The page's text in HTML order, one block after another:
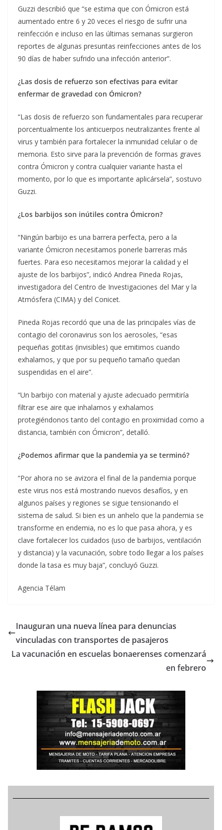
Guzzi describió que “se estima que con Ómicron está
aumentado entre 6 y 20 veces el riesgo de sufrir una
reinfección e incluso en las últimas semanas surgieron
reportes de algunas presuntas reinfecciones antes de los
90 días de haber sufrido una infección anterior”.
¿Las dosis de refuerzo son efectivas para evitar
enfermar de gravedad con Ómicron?
“Las dosis de refuerzo son fundamentales para recuperar
porcentualmente los anticuerpos neutralizantes frente al
virus y también para fortalecer la inmunidad celular o de
memoria. Esto sirve para la prevención de formas graves
contra Ómicron y contra cualquier variante hasta el
momento, por lo que es importante aplicársela”, sostuvo
Guzzi.
¿Los barbijos son inútiles contra Ómicron?
“Ningún barbijo es una barrera perfecta, pero a la
variante Ómicron necesitamos ponerle barreras más
fuertes. Para eso necesitamos mejorar la calidad y el
ajuste de los barbijos”, indicó Andrea Pineda Rojas,
investigadora del Centro de Investigaciones del Mar y la
Atmósfera (CIMA) y del Conicet.
Pineda Rojas recordó que una de las principales vías de
contagio del coronavirus son los aerosoles, “esas
pequeñas gotitas (invisibles) que emitimos cuando
exhalamos, y que por su pequeño tamaño quedan
suspendidas en el aire”.
“Un barbijo con material y ajuste adecuado permitiría
filtrar ese aire que inhalamos y exhalamos
protegiéndonos tanto del contagio en proximidad como a
distancia, también con Ómicron”, detalló.
¿Podemos afirmar que la pandemia ya se terminó?
“Por ahora no se avizora el final de la pandemia porque
este virus nos está mostrando nuevos desafíos, y en
algunos países y regiones se sigue tensionando el
sistema de salud. Si bien es un anhelo que la pandemia se
transforme en endemia, no es lo que pasa ahora, y es
clave fortalecer los cuidados (uso de barbijos, ventilación
y distancia) y la vacunación, sobre todo llegar a los países
donde la tasa es muy baja”, concluyó Guzzi.
Agencia Télam
Inauguran una nueva línea para denuncias
vinculadas con transportes de pasajeros
La vacunación en escuelas bonaerenses comenzará
en febrero